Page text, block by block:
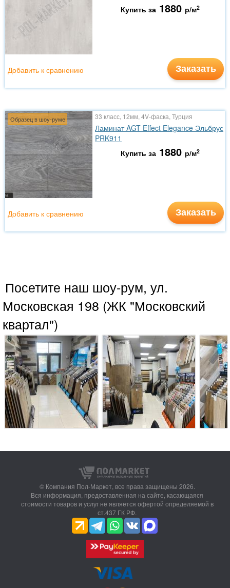
Купить за 1880 р/м2
Заказать
Добавить к сравнению
Образец в шоу-руме 33 класс, 12мм, 4V-фаска, Турция
Ламинат AGT Effect Elegance Эльбрус
PRK911
Купить за 1880 р/м2
Заказать
Добавить к сравнению
Посетите наш шоу-рум, ул.
Московская 198 (ЖК "Московский
квартал")
© Компания Пол-Маркет, все права защищены 2026.
Вся информация, предоставленная на сайте, касающаяся
стоимости товаров и услуг не является офертой определяемой в
ст.437 ГК РФ.